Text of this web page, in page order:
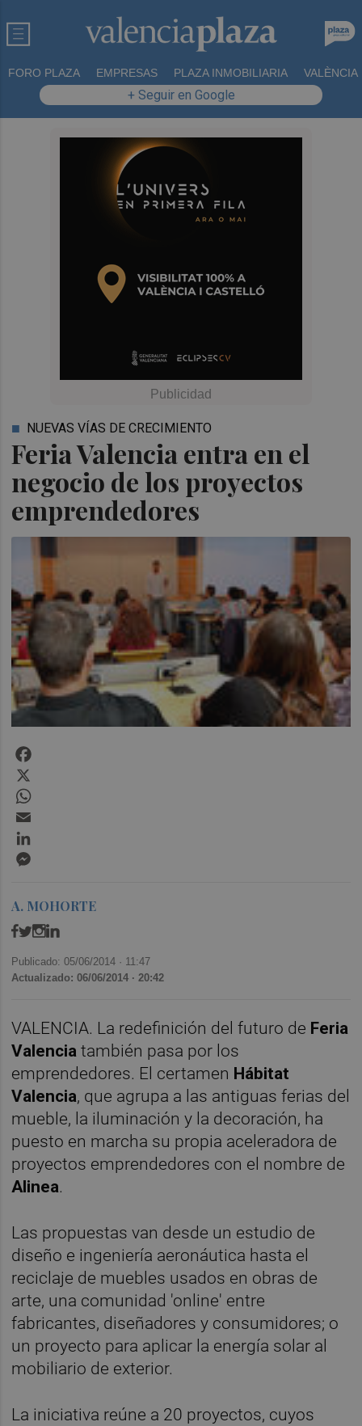
FORO PLAZA EMPRESAS PLAZA INMOBILIARIA VALÈNCIA
+ Seguir en Google
Feria Valencia entra en el
negocio de los proyectos
emprendedores
NUEVAS VÍAS DE CRECIMIENTO
A. MOHORTE
Publicado: 05/06/2014 · 11:47
Actualizado: 06/06/2014 · 20:42
VALENCIA. La redefinición del futuro de Feria
Valencia también pasa por los
emprendedores. El certamen Hábitat
Valencia, que agrupa a las antiguas ferias del
mueble, la iluminación y la decoración, ha
puesto en marcha su propia aceleradora de
proyectos emprendedores con el nombre de
Alinea.
Las propuestas van desde un estudio de
diseño e ingeniería aeronáutica hasta el
reciclaje de muebles usados en obras de
arte, una comunidad 'online' entre
fabricantes, diseñadores y consumidores; o
un proyecto para aplicar la energía solar al
mobiliario de exterior.
La iniciativa reúne a 20 proyectos, cuyos